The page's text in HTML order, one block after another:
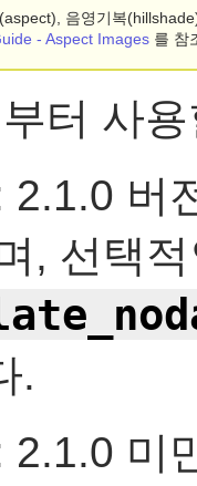
음영기복
- Aspect Images 를 참
터 사
2.1.0 버
, 선택
.
2.1.0 미